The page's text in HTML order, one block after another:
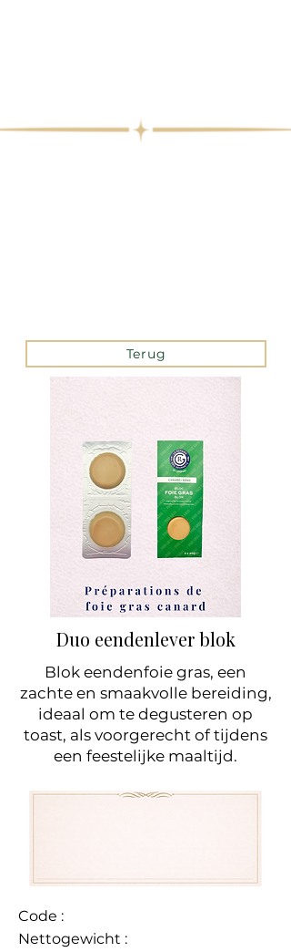
Terug
Duo eendenlever blok
Blok eendenfoie gras, een
zachte en smaakvolle bereiding,
ideaal om te degusteren op
toast, als voorgerecht of tijdens
een feestelijke maaltijd.
Code :
Nettogewicht :